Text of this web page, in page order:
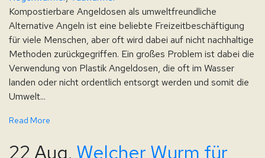
Kompostierbare Angeldosen als umweltfreundliche
Alternative Angeln ist eine beliebte Freizeitbeschäftigung
für viele Menschen, aber oft wird dabei auf nicht nachhaltige
Methoden zurückgegriffen. Ein großes Problem ist dabei die
Verwendung von Plastik Angeldosen, die oft im Wasser
landen oder nicht ordentlich entsorgt werden und somit die
Umwelt...
Read More
22 Aug. Welcher Wurm für